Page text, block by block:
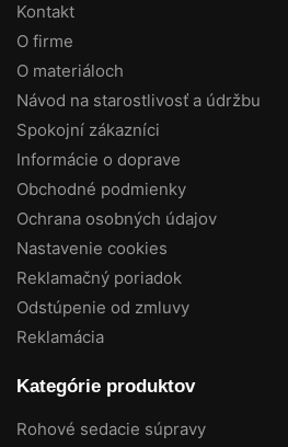
Kontakt
O firme
O materiáloch
Návod na starostlivosť a údržbu
Spokojní zákazníci
Informácie o doprave
Obchodné podmienky
Ochrana osobných údajov
Nastavenie cookies
Reklamačný poriadok
Odstúpenie od zmluvy
Reklamácia
Kategórie produktov
Rohové sedacie súpravy